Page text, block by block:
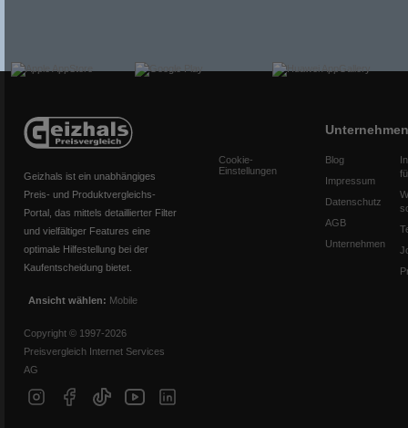
Geizhals ist ein unabhängiges
Preis- und Produktvergleichs-
Portal, das mittels detaillierter Filter
und vielfältiger Features eine
optimale Hilfestellung bei der
Kaufentscheidung bietet.
Ansicht wählen: Mobile
Copyright © 1997-2026
Preisvergleich Internet Services
AG
Cookie-
Einstellungen
Unternehmen
Blog
Impressum
Datenschutz
AGB
Unternehmen